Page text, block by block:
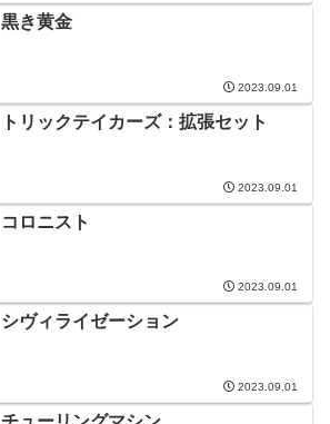
黒き黄金
2023.09.01
トリックテイカーズ：拡張セット
2023.09.01
コロニスト
2023.09.01
シヴィライゼーション
2023.09.01